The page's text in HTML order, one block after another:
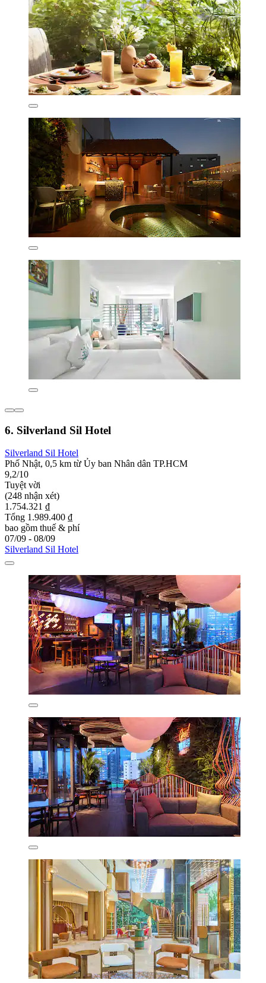
6. Silverland Sil Hotel
Silverland Sil Hotel
Phố Nhật, 0,5 km từ Ủy ban Nhân dân TP.HCM
9,2/10
Tuyệt vời
(248 nhận xét)
1.754.321 ₫
Tổng 1.989.400 ₫
bao gồm thuế & phí
07/09 - 08/09
Silverland Sil Hotel